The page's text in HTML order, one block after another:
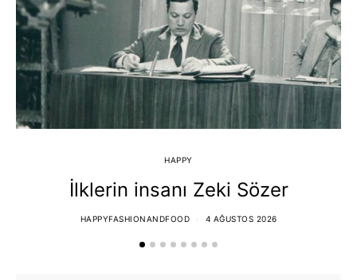
HAPPY
İlklerin insanı Zeki Sözer
HAPPYFASHIONANDFOOD 4 AĞUSTOS 2026